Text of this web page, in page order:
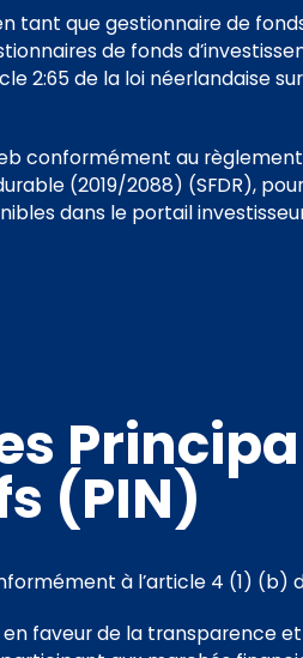
tant que gestionnaire de
de fonds
2:65 de la loi néerlandaise
conformément au
(2019/2088) (SFDR),
dans le portail
(PIN)
à l’article 4 (1) (b)
faveur de la transparence